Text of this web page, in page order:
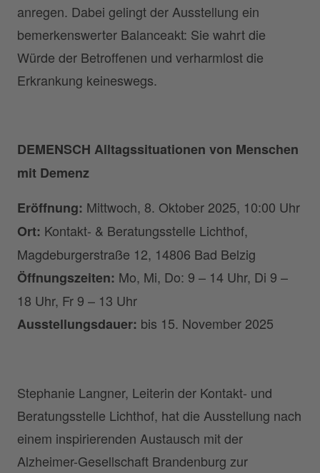
anregen. Dabei gelingt der Ausstellung ein
bemerkenswerter Balanceakt: Sie wahrt die
Würde der Betroffenen und verharmlost die
Erkrankung keineswegs.
DEMENSCH Alltagssituationen von Menschen
mit Demenz
Eröffnung: Mittwoch, 8. Oktober 2025, 10:00 Uhr
Ort: Kontakt- & Beratungsstelle Lichthof,
Magdeburgerstraße 12, 14806 Bad Belzig
Öffnungszeiten: Mo, Mi, Do: 9 – 14 Uhr, Di 9 –
18 Uhr, Fr 9 – 13 Uhr
Ausstellungsdauer: bis 15. November 2025
Stephanie Langner, Leiterin der Kontakt- und
Beratungsstelle Lichthof, hat die Ausstellung nach
einem inspirierenden Austausch mit der
Alzheimer-Gesellschaft Brandenburg zur